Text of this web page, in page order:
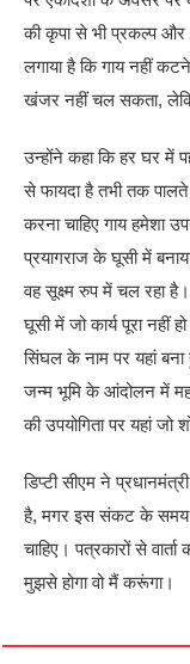
की कृपा से भी प्रकल्प और
लगाया है कि गाय नहीं
खंजर नहीं चल सकता,
उन्होंने कहा कि हर घर में
से फायदा है तभी तक
करना चाहिए गाय हमेशा
प्रयागराज के घूसी में
वह सूक्ष्म रुप में चल रहा
घूसी में जो कार्य पूरा नहीं
सिंघल के नाम पर यहां
जन्म भूमि के आंदोलन में
की उपयोगिता पर यहां
डिप्टी सीएम ने
है, मगर इस संकट के समय
चाहिए। पत्रकारों से
मुझसे होगा वो मैं करूंगा।